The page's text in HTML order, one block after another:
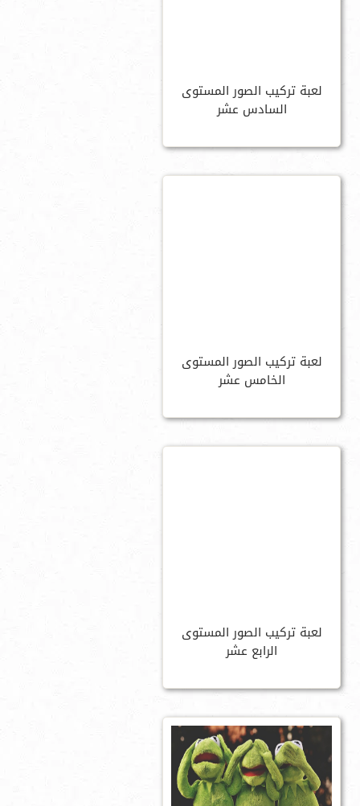
لعبة تركيب الصور المستوى
السادس عشر
لعبة تركيب الصور المستوى
الخامس عشر
لعبة تركيب الصور المستوى
الرابع عشر